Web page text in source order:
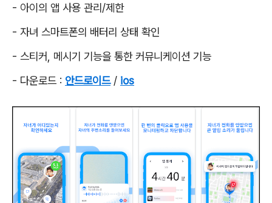
- 아이의 앱 사용 관리/제한
- 자녀 스마트폰의 배터리 상태 확인
- 스티커, 메시기 기능을 통한 커뮤니케이션 기능
- 다운로드 : 안드로이드/ ios